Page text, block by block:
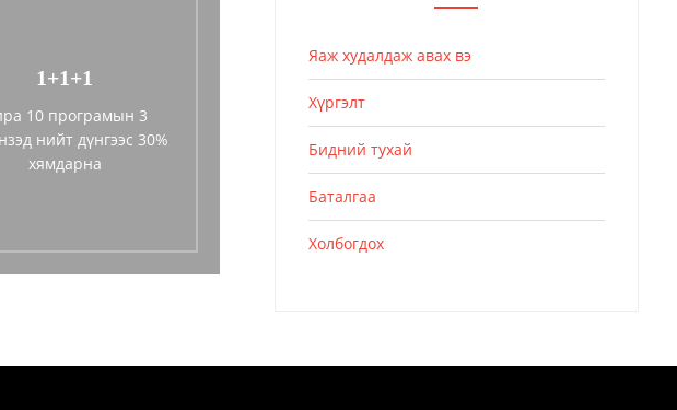
Яаж худалдаж авах вэ
Хүргэлт
Бидний тухай
Баталгаа
Холбогдох
1+1+1
10 програмын 3
нийт дүнгээс 30%
хямдарна